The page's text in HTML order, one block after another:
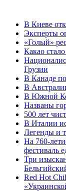
В Киеве
Эксперты
«Голый»
Какао
Грузии
В Канаде
В
В Южной
Названы
500 лет
В Италии
Легенды и
На 760-
фестиваль
Три
Red Hot